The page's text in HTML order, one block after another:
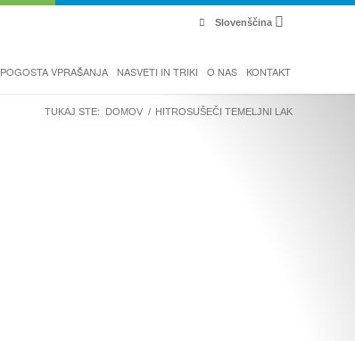
Slovenščina
POGOSTA VPRAŠANJA NASVETI IN TRIKI O NAS KONTAKT
TUKAJ STE: DOMOV / HITROSUŠEČI TEMELJNI LAK